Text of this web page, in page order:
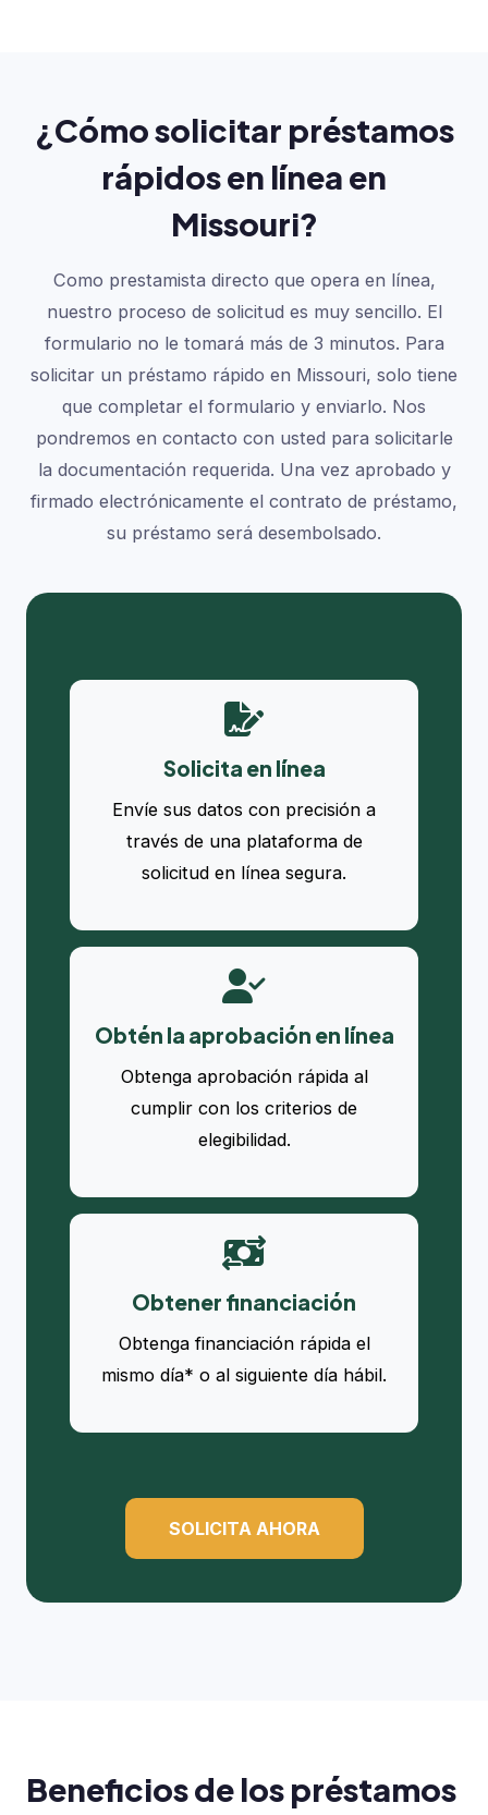
¿Cómo solicitar préstamos
rápidos en línea en
Missouri?
Como prestamista directo que opera en línea,
nuestro proceso de solicitud es muy sencillo. El
formulario no le tomará más de 3 minutos. Para
solicitar un préstamo rápido en Missouri, solo tiene
que completar el formulario y enviarlo. Nos
pondremos en contacto con usted para solicitarle
la documentación requerida. Una vez aprobado y
firmado electrónicamente el contrato de préstamo,
su préstamo será desembolsado.
Solicita en línea
Envíe sus datos con precisión a
través de una plataforma de
solicitud en línea segura.
Obtén la aprobación en línea
Obtenga aprobación rápida al
cumplir con los criterios de
elegibilidad.
Obtener financiación
Obtenga financiación rápida el
mismo día* o al siguiente día hábil.
SOLICITA AHORA
Beneficios de los préstamos